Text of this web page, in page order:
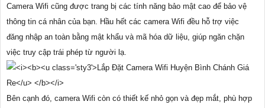
Camera Wifi cũng được trang bị các tính năng bảo mật cao để bảo vệ
thông tin cá nhân của bạn. Hầu hết các camera Wifi đều hỗ trợ việc
đăng nhập an toàn bằng mật khẩu và mã hóa dữ liệu, giúp ngăn chặn
việc truy cập trái phép từ người lạ.
Bên cạnh đó, camera Wifi còn có thiết kế nhỏ gọn và đẹp mắt, phù hợp